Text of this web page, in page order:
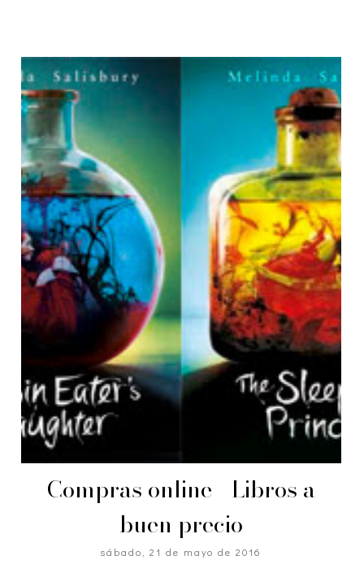
Compras online - Libros a
buen precio
sábado, 21 de mayo de 2016